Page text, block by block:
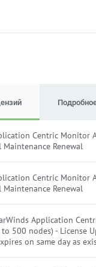
Centric Monitor
Maintenance Renewal
Centric Monitor
Maintenance Renewal
Application
500 nodes) - License
on same day as